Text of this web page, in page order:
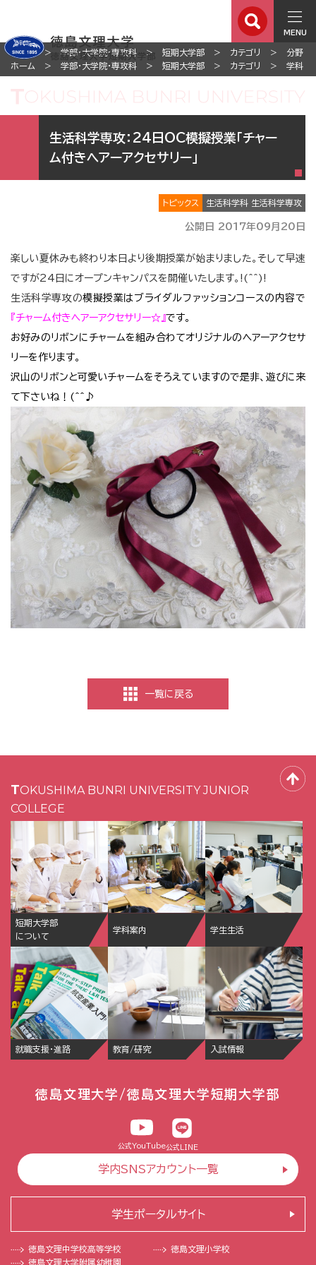
MENU
ホーム 学部・大学院・専攻科 短期大学部 カテゴリ
分野
ホーム
学部・大学院・専攻科 短期大学部 カテゴリ 学科
生活科学専攻：24日OC模擬授業「チャー
ム付きヘアーアクセサリー」
トピックス 生活科学科 生活科学専攻
公開日 2017年09月20日
楽しい夏休みも終わり本日より後期授業が始まりました。そして早速
ですが24日にオープンキャンパスを開催いたします。!(^^)!
生活科学専攻の模擬授業はブライダルファッションコースの内容で
『チャーム付きヘアーアクセサリー☆』です。
お好みのリボンにチャームを組み合わてオリジナルのヘアーアクセサ
リーを作ります。
沢山のリボンと可愛いチャームをそろえていますので是非、遊びに来
て下さいね！(^^♪
一覧に戻る
TOKUSHIMA BUNRI UNIVERSITY JUNIOR
COLLEGE
短期大学部
について
学科案内 学生生活
就職支援・進路 教育/研究 入試情報
徳島文理大学/徳島文理大学短期大学部
公式YouTube公式LINE
学内SNSアカウント一覧
徳島文理中学校高等学校
徳島文理小学校
徳島文理大学附属幼稚園
学生ポータルサイト